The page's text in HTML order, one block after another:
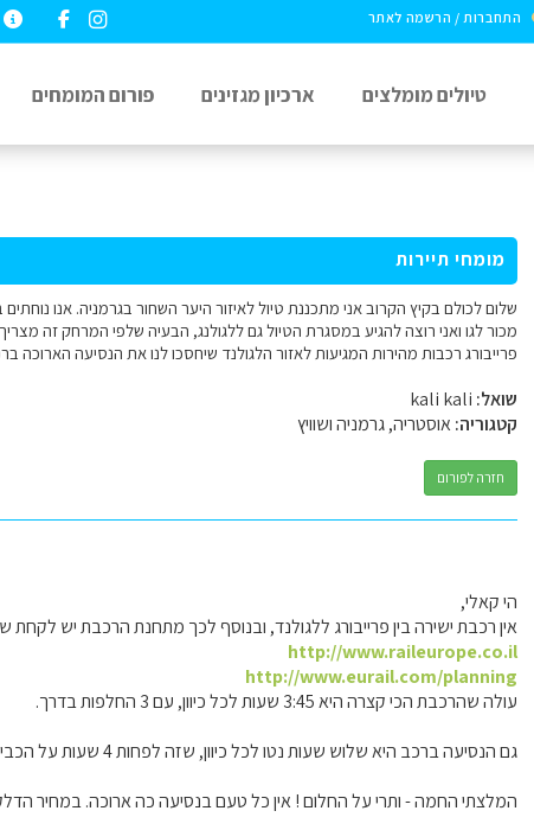
התחברות / הרשמה לאתר
טיולים מומלצים ארכיון מגזינים פורום המומחים
מומחי תיירות
שלום לכולם בקיץ הקרוב אני מתכננת טיול לאיזור היער השחור בגרמניה. אנו
מכור לגו ואני רוצה להגיע במסגרת הטיול גם ללגולנג, הבעיה שלפי המרחק זה
פרייבורג רכבות מהירות המגיעות לאזור הלגולנד שיחסכו לנו את הנסיעה הארוכה
שואל:
קטגוריה:אוסטריה, גרמניה ושוויץ
חזרה לפורום
הי קאלי,
אין רכבת ישירה בין פרייבורג ללגולנד, ובנוסף לכך מתחנת הרכבת יש
http://www.raileurope.co.il
http://www.eurail.com/planning
עולה שהרכבת הכי קצרה היא 3:45 שעות לכל כיוון, עם 3 החלפות בדרך.
גם הנסיעה ברכב היא שלוש שעות נטו לכל כיוון, שזה לפחות 4 שעות על הכביש.
המלצתי החמה - ותרי על החלום ! אין כל טעם בנסיעה כה ארוכה. במחיר